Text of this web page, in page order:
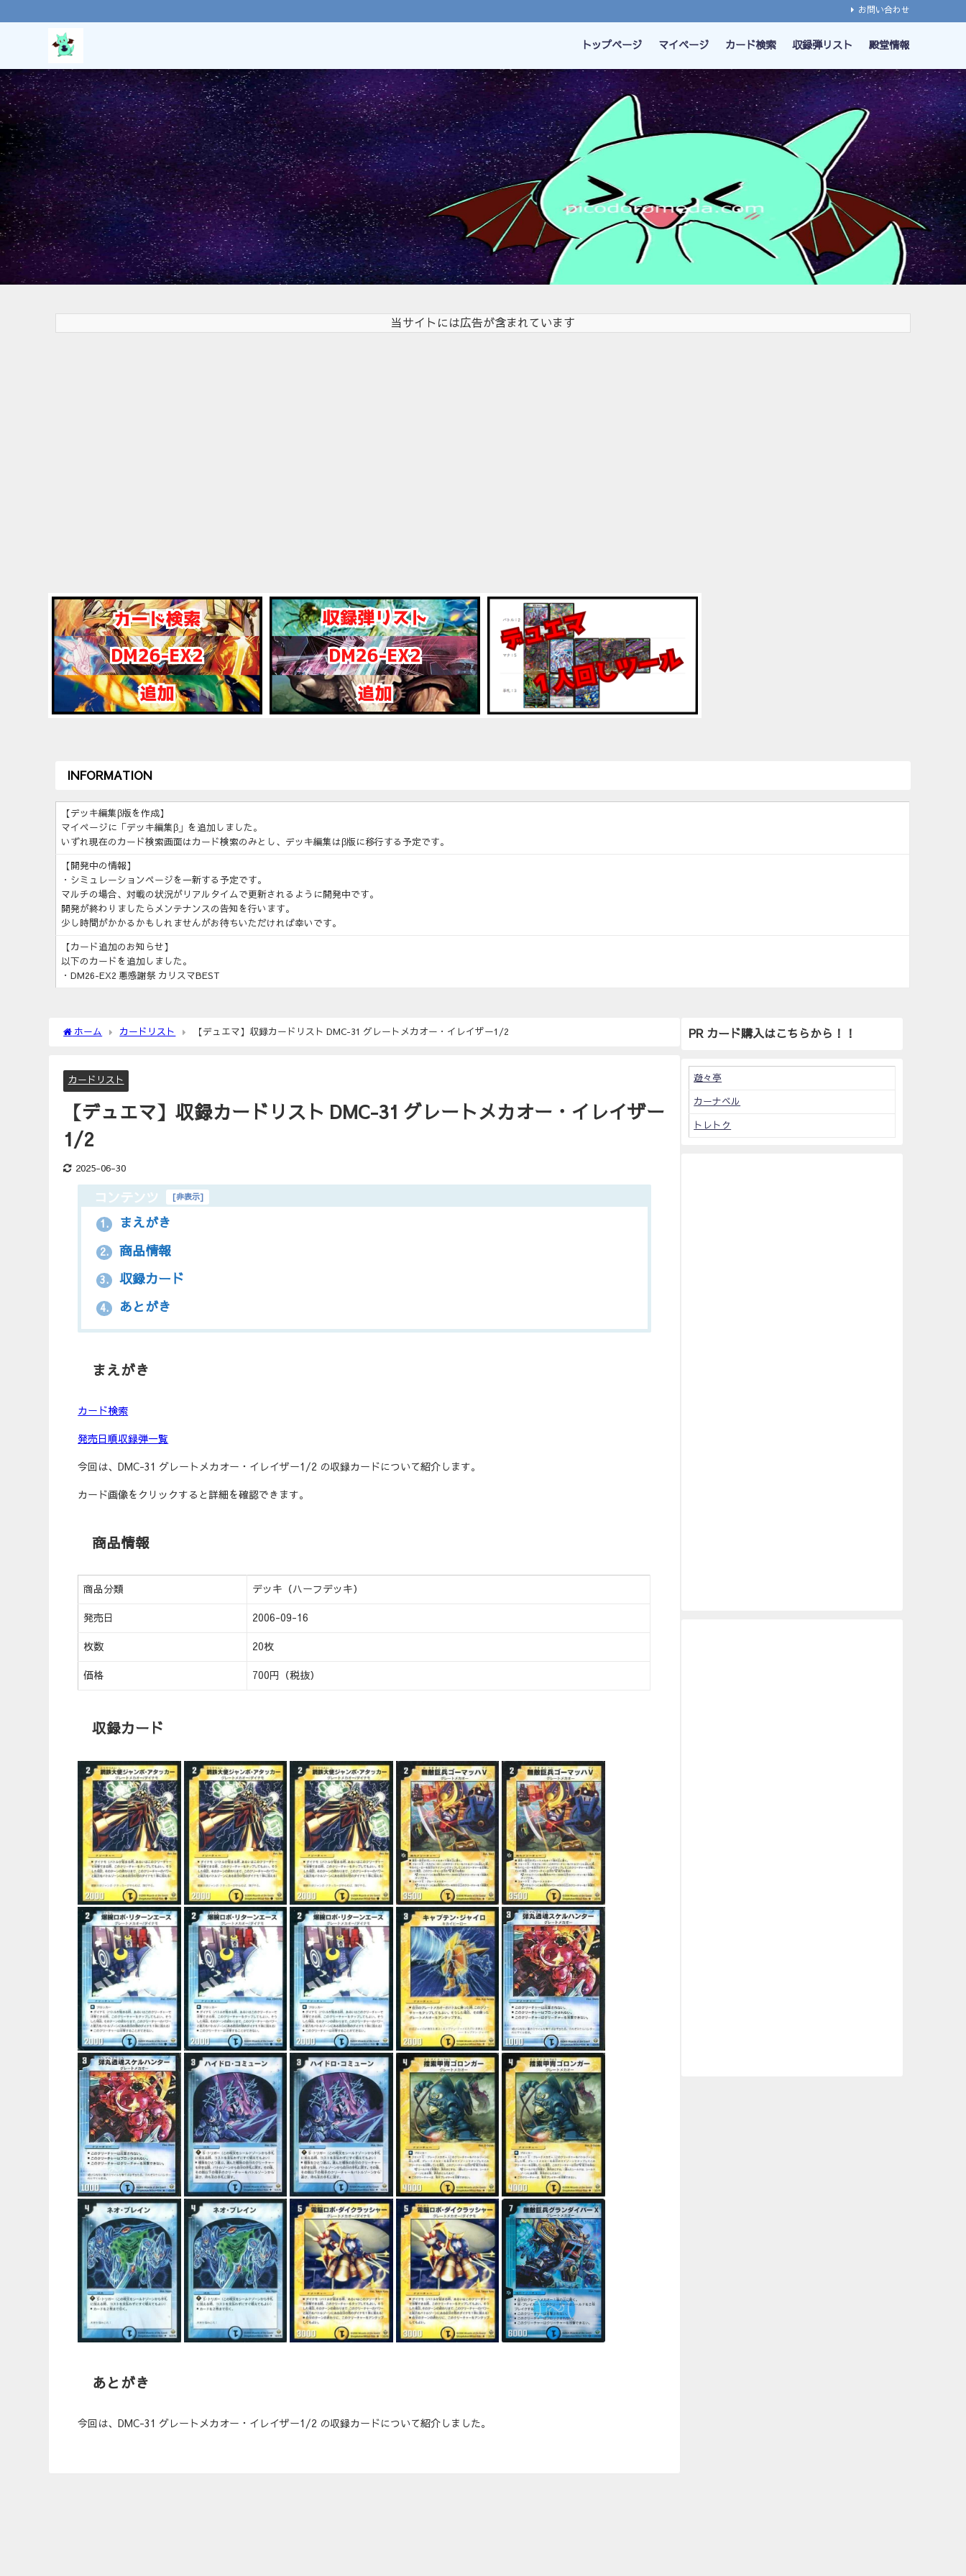
お問い合わせ
トップページ マイページ カード検索 収録弾リスト 殿堂情報
当サイトには広告が含まれています
INFORMATION
【デッキ編集β版を作成】
マイページに「デッキ編集β」を追加しました。
いずれ現在のカード検索画面はカード検索のみとし、デッキ編集はβ版に移行する予定です。
【開発中の情報】
・シミュレーションページを一新する予定です。
マルチの場合、対戦の状況がリアルタイムで更新されるように開発中です。
開発が終わりましたらメンテナンスの告知を行います。
少し時間がかかるかもしれませんがお待ちいただければ幸いです。
【カード追加のお知らせ】
以下のカードを追加しました。
・DM26-EX2 悪感謝祭 カリスマBEST
ホーム カードリスト 【デュエマ】収録カードリスト DMC-31 グレートメカオー・イレイザー1/2
カードリスト
【デュエマ】収録カードリスト DMC-31 グレートメカオー・イレイザー
1/2
2025-06-30
コンテンツ [非表示]
1. まえがき
2. 商品情報
3. 収録カード
4. あとがき
まえがき
カード検索
発売日順収録弾一覧
今回は、DMC-31 グレートメカオー・イレイザー1/2 の収録カードについて紹介します。
カード画像をクリックすると詳細を確認できます。
商品情報
商品分類 デッキ（ハーフデッキ）
発売日 2006-09-16
枚数 20枚
価格 700円（税抜）
収録カード
あとがき
今回は、DMC-31 グレートメカオー・イレイザー1/2 の収録カードについて紹介しました。
PR カード購入はこちらから！！
遊々亭
カーナベル
トレトク